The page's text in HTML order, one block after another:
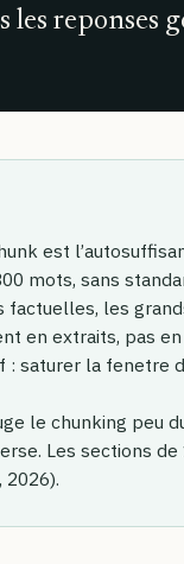
les reponses
est
mots, sans
les
en extraits, pas
: saturer la fenetre
le chunking peu
Les sections
2026).